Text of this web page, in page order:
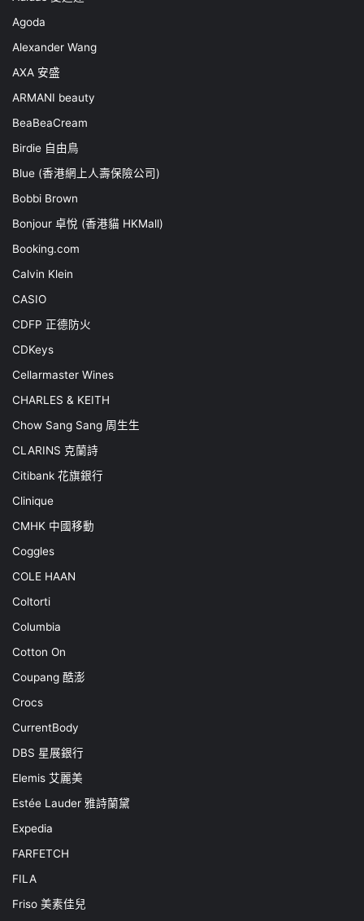
Agoda
Alexander Wang
AXA 安盛
ARMANI beauty
BeaBeaCream
Birdie 自由鳥
Blue (香港網上人壽保險公司)
Bobbi Brown
Bonjour 卓悅 (香港貓 HKMall)
Booking.com
Calvin Klein
CASIO
CDFP 正德防火
CDKeys
Cellarmaster Wines
CHARLES & KEITH
Chow Sang Sang 周生生
CLARINS 克蘭詩
Citibank 花旗銀行
Clinique
CMHK 中國移動
Coggles
COLE HAAN
Coltorti
Columbia
Cotton On
Coupang 酷澎
Crocs
CurrentBody
DBS 星展銀行
Elemis 艾麗美
Estée Lauder 雅詩蘭黛
Expedia
FARFETCH
FILA
Friso 美素佳兒